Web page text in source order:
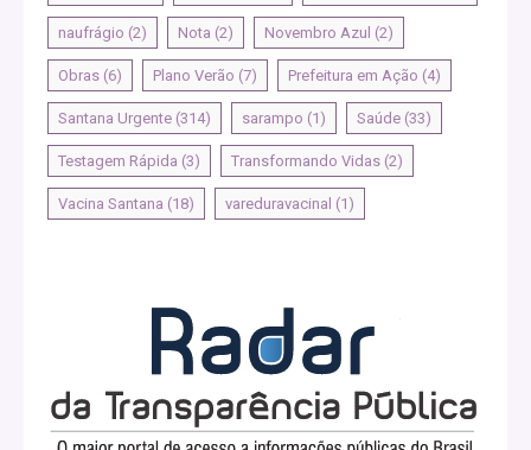
naufrágio (2) Nota (2) Novembro Azul (2)
Obras (6) Plano Verão (7) Prefeitura em Ação (4)
Santana Urgente (314) sarampo (1) Saúde (33)
Testagem Rápida (3) Transformando Vidas (2)
Vacina Santana (18) vareduravacinal (1)